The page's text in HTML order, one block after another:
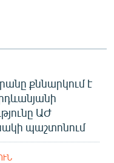
քննարկում է
ԱԺ
պաշտոնում